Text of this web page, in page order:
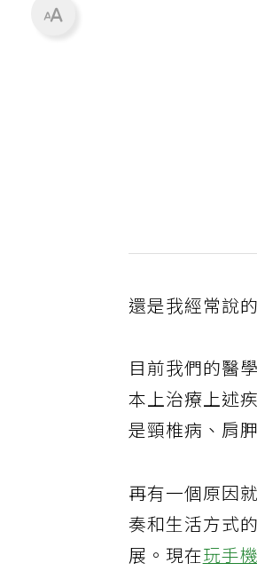
還是我經常說
目前我們的醫
本上治療上述
是頸椎病、肩
再有一個原因
奏和生活方式
展。現在玩手